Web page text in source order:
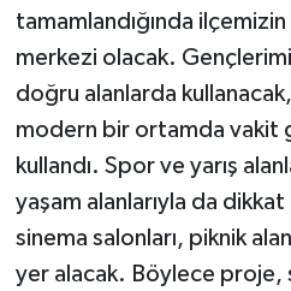
tamamlandığında
merkezi olacak.
doğru alanlarda
modern bir ortamda vakit
kullandı. Spor ve yarış
yaşam alanlarıyla da
sinema salonları, piknik
yer alacak. Böylece proje,